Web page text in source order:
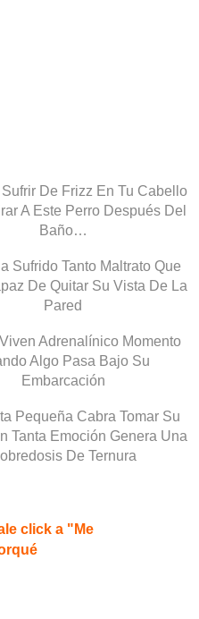
De Frizz En Tu Cabello
A Este Perro Después Del
Baño…
Sufrido Tanto Maltrato Que
De Quitar Su Vista De La
Pared
Adrenalínico Momento
Algo Pasa Bajo Su
Embarcación
Pequeña Cabra Tomar Su
Tanta Emoción Genera Una
De Ternura
click a "Me